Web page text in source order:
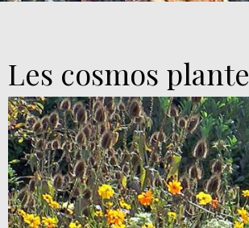
Les cosmos